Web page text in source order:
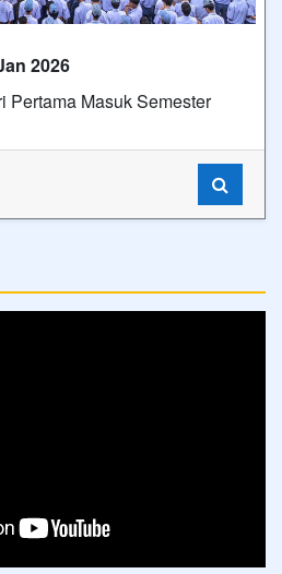
2026
Pertama Masuk Semester